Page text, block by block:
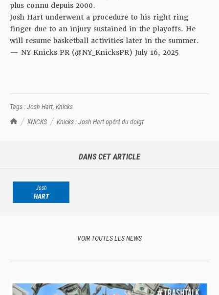
TrashTalk Actu NBA
KNICKS Knicks : Josh Hart opéré du doigt
plus connu depuis 2000.
Josh Hart underwent a procedure to his right ring
finger due to an injury sustained in the playoffs. He
will resume basketball activities later in the summer.
— NY Knicks PR (@NY_KnicksPR) July 16, 2025
Tags :Josh Hart, Knicks
DANS CET ARTICLE
Josh
HART
VOIR TOUTES LES NEWS